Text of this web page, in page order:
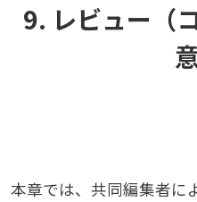
9. レビュー（
本章では、共同編集者に